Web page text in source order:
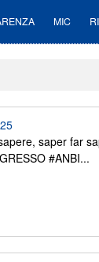
MIC
saper far
#ANBI...